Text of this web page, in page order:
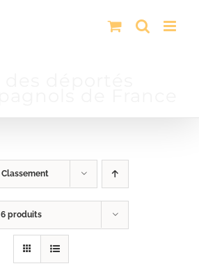
Classement
6 produits